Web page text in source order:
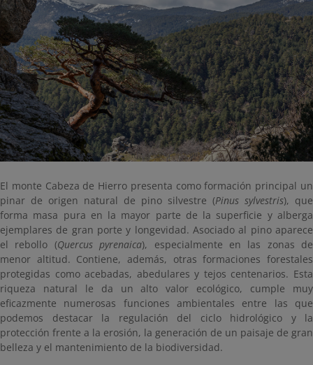
El monte Cabeza de Hierro presenta como formación principal un
pinar de origen natural de pino silvestre (Pinus sylvestris), que
forma masa pura en la mayor parte de la superficie y alberga
ejemplares de gran porte y longevidad. Asociado al pino aparece
el rebollo (Quercus pyrenaica), especialmente en las zonas de
menor altitud. Contiene, además, otras formaciones forestales
protegidas como acebadas, abedulares y tejos centenarios. Esta
riqueza natural le da un alto valor ecológico, cumple muy
eficazmente numerosas funciones ambientales entre las que
podemos destacar la regulación del ciclo hidrológico y la
protección frente a la erosión, la generación de un paisaje de gran
belleza y el mantenimiento de la biodiversidad.